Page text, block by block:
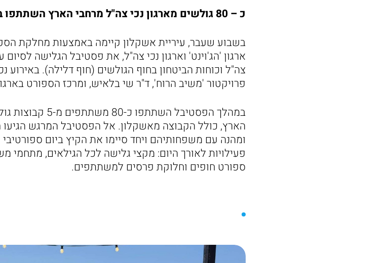
כ – 80 גולשים מארגון נכי צה"ל מרחבי הארץ השתתפו בפסטיבל גלישה מרגש לסוף הקיץ
בשבוע שעבר, עיריית אשקלון קיימה באמצעות מחלקת
ארגון 'הג'וינט' וארגון נכי צה"ל, את פסטיבל הגלישה
צה"ל וכוחות הביטחון בחוף הגולשים (חוף דלילה). באירוע
פרויקטור 'משיב הרוח', ד"ר שי בלאיש, ומרכז הספורט
במהלך הפסטיבל
הארץ, כולל הקבוצה מאשקלון. אל הפסטיבל המרגש הגיעו
ומהנה עם משפחותיהם ויחד סיימו את הקיץ ביום ספורטיבי
פעילויות לאורך היום: מקצי גלישה לכל הגילאים, מתחמי
ספורט חופים וחלוקת פרסים למשתתפים.